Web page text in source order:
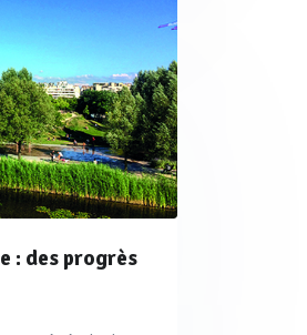
: des progrès